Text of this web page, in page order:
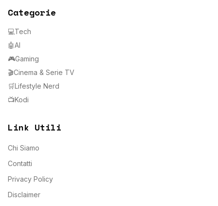
Categorie
💻Tech
🤖AI
🎮Gaming
🎬Cinema & Serie TV
🛒Lifestyle Nerd
📺Kodi
Link Utili
Chi Siamo
Contatti
Privacy Policy
Disclaimer